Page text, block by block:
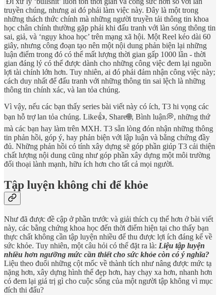
truyền chúng, nhưng ai đó phải làm việc này. Đây là một trong
những thách thức chính mà những người truyền tải thông tin khoa
học chân chính thường gặp phải khi đấu tranh với làn sóng thông tin
sai, giả, và ‘ngụy khoa học’ trên mạng xã hội. Một Reel kéo dài 60
giây, nhưng công đoạn tạo nên một nội dung phản biện lại những
luận điểm trong đó có thể mất lượng thời gian gấp 1000 lần - thời
gian đáng lý có thể được dành cho những công việc đem lại nguồn
lợi tài chính lớn hơn. Tuy nhiên, ai đó phải đảm nhận công việc này;
cách duy nhất để đấu tranh với những thông tin sai lệch là những
thông tin chính xác, và lan tỏa chúng.
Vì vậy, nếu các bạn thấy series bài viết này có ích, T3 hi vọng các
bạn hỗ trợ lan tỏa chúng. Like👍, Share🌐, Bình luận💭, những thứ
mà các bạn hay làm trên MXH. T3 sẵn lòng đón nhận những thông
tin phản hồi, góp ý, hay phản biện với lập luận và bằng chứng đầy
đủ. Những phản hồi có tính xây dựng sẽ góp phần giúp T3 cải thiện
chất lượng nội dung cũng như góp phần xây dựng một môi trường
đối thoại lành mạnh, hữu ích hơn cho tất cả mọi người.
Tập luyện không chỉ để khỏe
Như đã được đề cập ở phần trước và giải thích cụ thể hơn ở bài viết
này, các bằng chứng khoa học đến thời điểm hiện tại cho thấy bạn
thực chất không cần tập luyện nhiều để thu được lợi ích đáng kể về
sức khỏe. Tuy nhiên, một câu hỏi có thể đặt ra là: Liệu tập luyện
nhiều hơn ngưỡng mức cần thiết cho sức khỏe còn có ý nghĩa?
Liệu theo đuổi những cột mốc về thành tích như nâng được mức tạ
nặng hơn, xây dựng hình thể đẹp hơn, hay chạy xa hơn, nhanh hơn
có đem lại giá trị gì cho cuộc sống của một người tập không vì mục
đích thi đấu?